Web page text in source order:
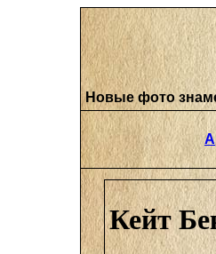
Новые фото
А
Кейт